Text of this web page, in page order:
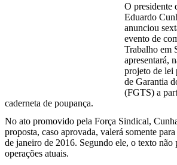
O presidente
Eduardo
anunciou
evento de
Trabalho em
apresentará,
projeto de lei
de Garantia
(FGTS) a
caderneta de poupança.
No ato promovido pela Força Sindical,
proposta, caso aprovada, valerá somente
de janeiro de 2016. Segundo ele, o texto não
operações atuais.